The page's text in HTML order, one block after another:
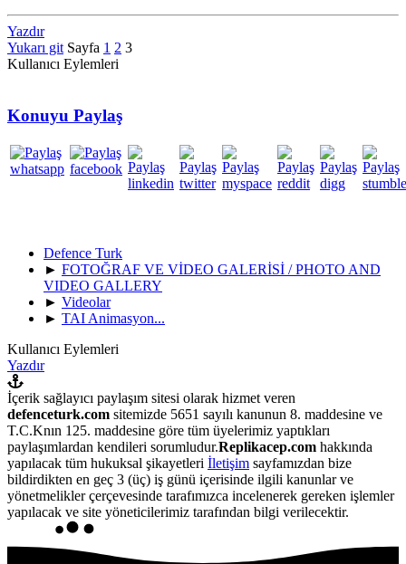
Yazdır
Yukarı git Sayfa 1 2 3
Kullanıcı Eylemleri
Konuyu Paylaş
Defence Turk
► FOTOĞRAF VE VİDEO GALERİSİ / PHOTO AND
VIDEO GALLERY
► Videolar
► TAI Animasyon...
Kullanıcı Eylemleri
Yazdır
İçerik sağlayıcı paylaşım sitesi olarak hizmet veren
defenceturk.com sitemizde 5651 sayılı kanunun 8. maddesine ve
T.C.Knın 125. maddesine göre tüm üyelerimiz yaptıkları
paylaşımlardan kendileri sorumludur.Replikacep.com hakkında
yapılacak tüm hukuksal şikayetleri İletişim sayfamızdan bize
bildirdikten en geç 3 (üç) iş günü içerisinde ilgili kanunlar ve
yönetmelikler çerçevesinde tarafımızca incelenerek gereken işlemler
yapılacak ve site yöneticilerimiz tarafından bilgi verilecektir.